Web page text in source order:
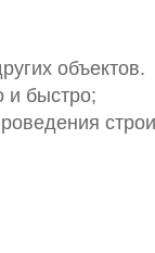
объектов.
и быстро;